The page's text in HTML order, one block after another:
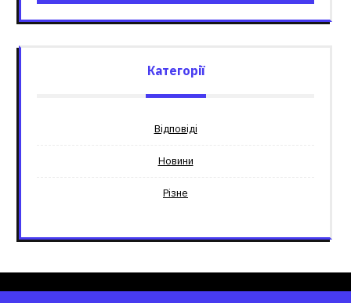
Категорії
Відповіді
Новини
Різне